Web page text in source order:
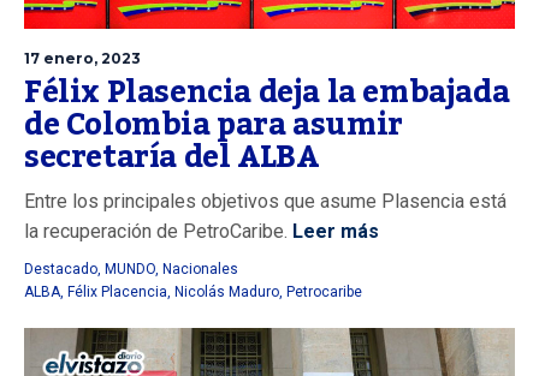
17 enero, 2023
Félix Plasencia deja la embajada
de Colombia para asumir
secretaría del ALBA
Entre los principales objetivos que asume Plasencia está
la recuperación de PetroCaribe. Leer más
Destacado, MUNDO, Nacionales
ALBA, Félix Placencia, Nicolás Maduro, Petrocaribe